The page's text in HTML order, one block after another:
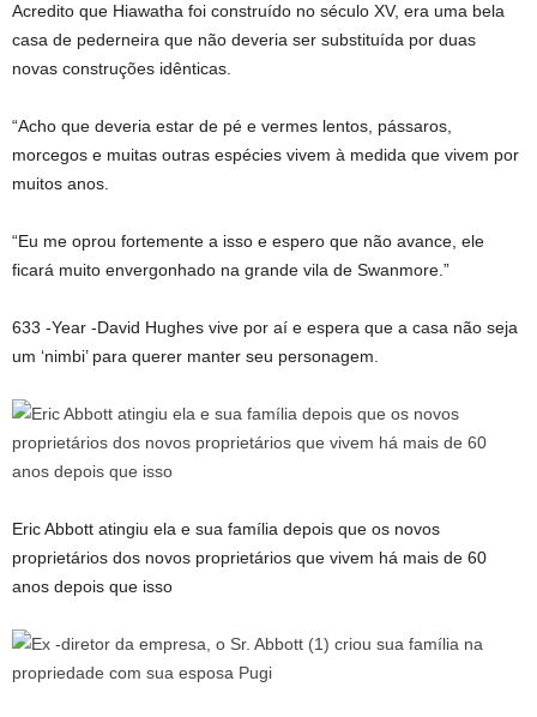
Acredito que Hiawatha foi construído no século XV, era uma bela
casa de pederneira que não deveria ser substituída por duas
novas construções idênticas.
“Acho que deveria estar de pé e vermes lentos, pássaros,
morcegos e muitas outras espécies vivem à medida que vivem por
muitos anos.
“Eu me oprou fortemente a isso e espero que não avance, ele
ficará muito envergonhado na grande vila de Swanmore.”
633 -Year -David Hughes vive por aí e espera que a casa não seja
um ‘nimbi’ para querer manter seu personagem.
Eric Abbott atingiu ela e sua família depois que os novos
proprietários dos novos proprietários que vivem há mais de 60
anos depois que isso